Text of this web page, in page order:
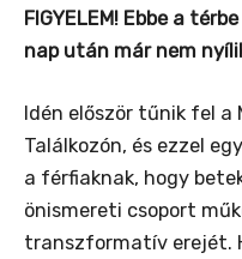
FIGYELEM! Ebbe a
nap után már nem
Idén először tűnik fel
Találkozón, és ezzel
a férfiaknak, hogy
önismereti csoport
transzformatív erejét.